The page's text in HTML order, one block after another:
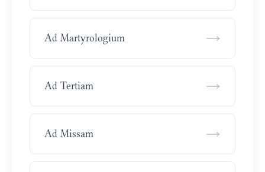
Ad Martyrologium →
Ad Tertiam →
Ad Missam →